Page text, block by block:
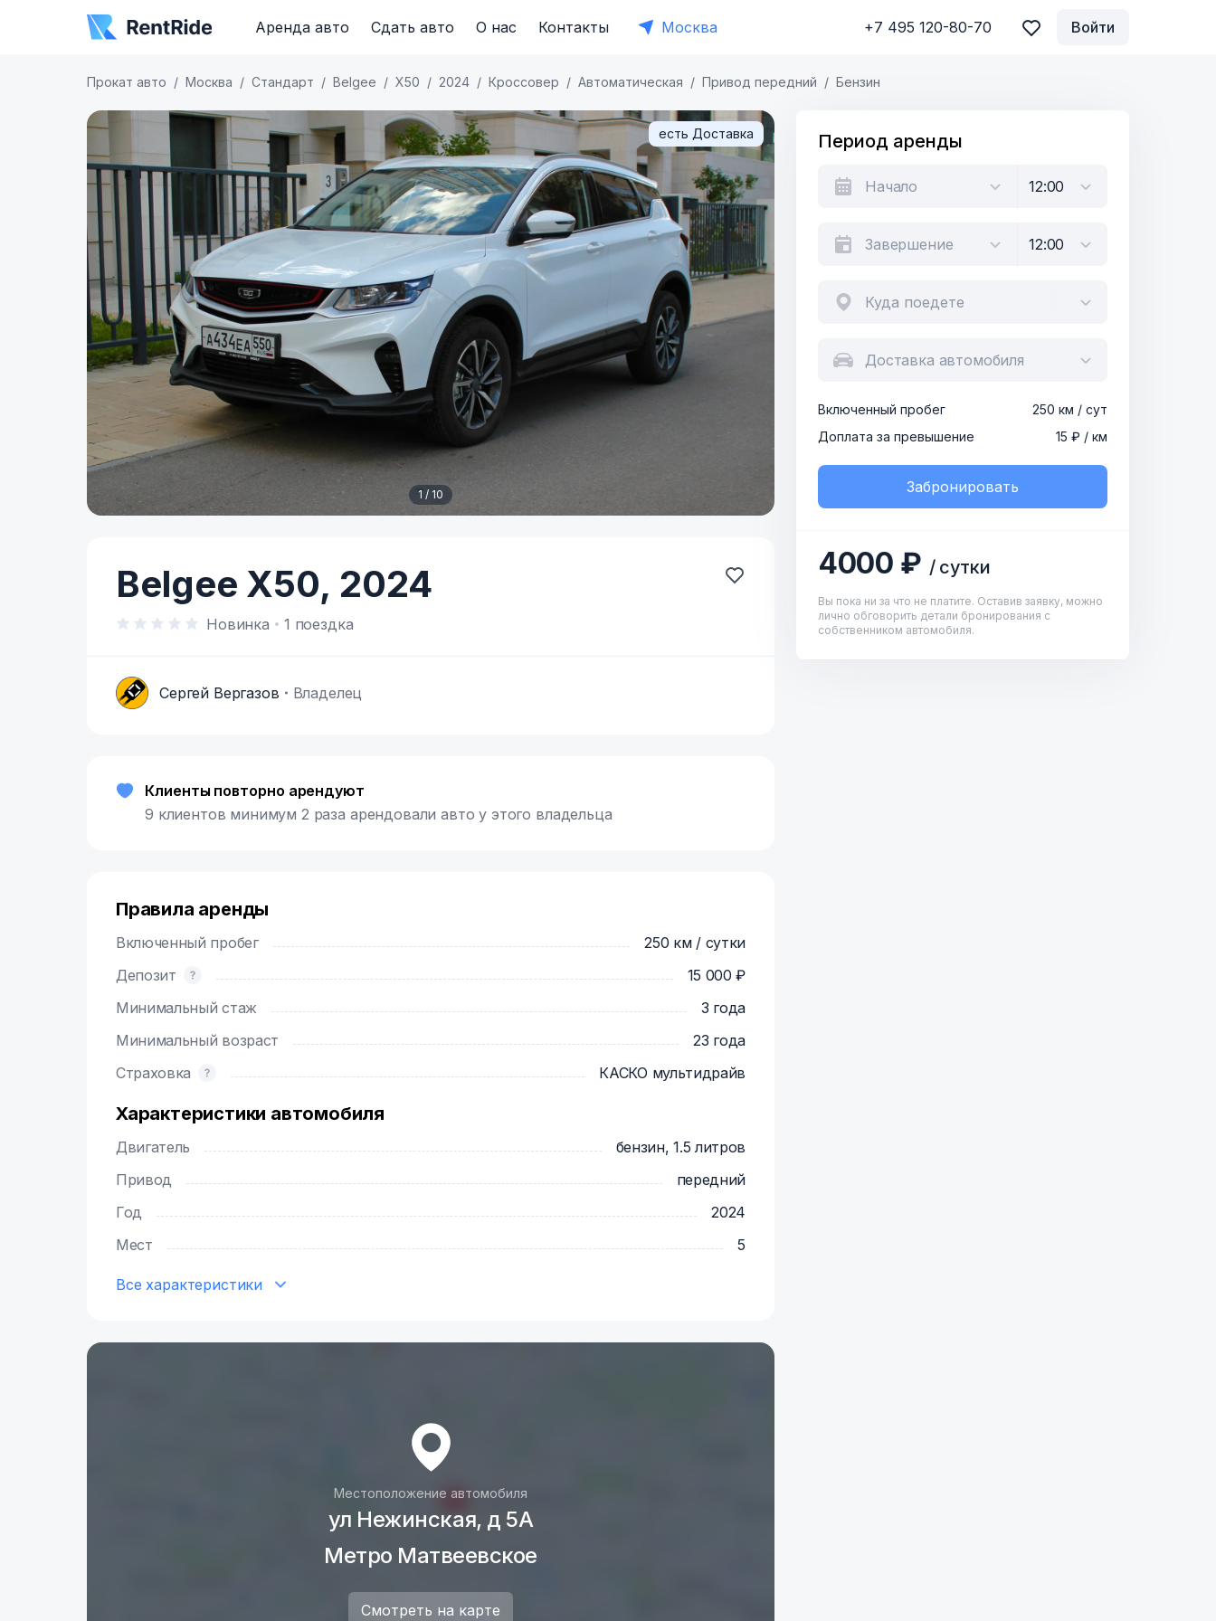
Аренда авто Сдать авто О нас Контакты Москва +7 495 120-80-70 Войти
Прокат авто Москва Стандарт Belgee X50 2024 Кроссовер Автоматическая Привод передний Бензин
1 / 10
есть Доставка
Belgee X50, 2024
Новинка 1 поездка
С Сергей Вергазов Владелец
Клиенты повторно арендуют
9 клиентов минимум 2 раза арендовали авто у этого владельца
Правила аренды
Включенный пробег
250 км / сутки
Депозит
15 000 ₽
Минимальный стаж
3 года
Минимальный возраст
23 года
Страховка
КАСКО мультидрайв
Характеристики автомобиля
Двигатель
бензин, 1.5 литров
Привод
передний
Год
2024
Мест
5
Все характеристики
Местоположение автомобиля
ул Нежинская, д 5А
Метро Матвеевское
Смотреть на карте
Период аренды
Куда поедете
Доставка автомобиля
Включенный пробег
250 км / сут
Доплата за превышение
15 ₽ / км
Забронировать
4000 ₽ / сутки
Вы пока ни за что не платите. Оставив заявку, можно
лично обговорить детали бронирования с
собственником автомобиля.